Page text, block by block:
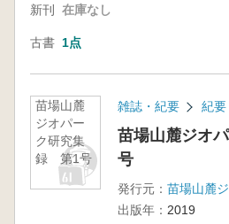
新刊 在庫なし
古書 1点
苗場山麓
ジオパー
ク研究集
録 第1号
雑誌・紀要 紀要
苗場山麓ジオ
号
発行元： 苗場山麓
出版年： 2019